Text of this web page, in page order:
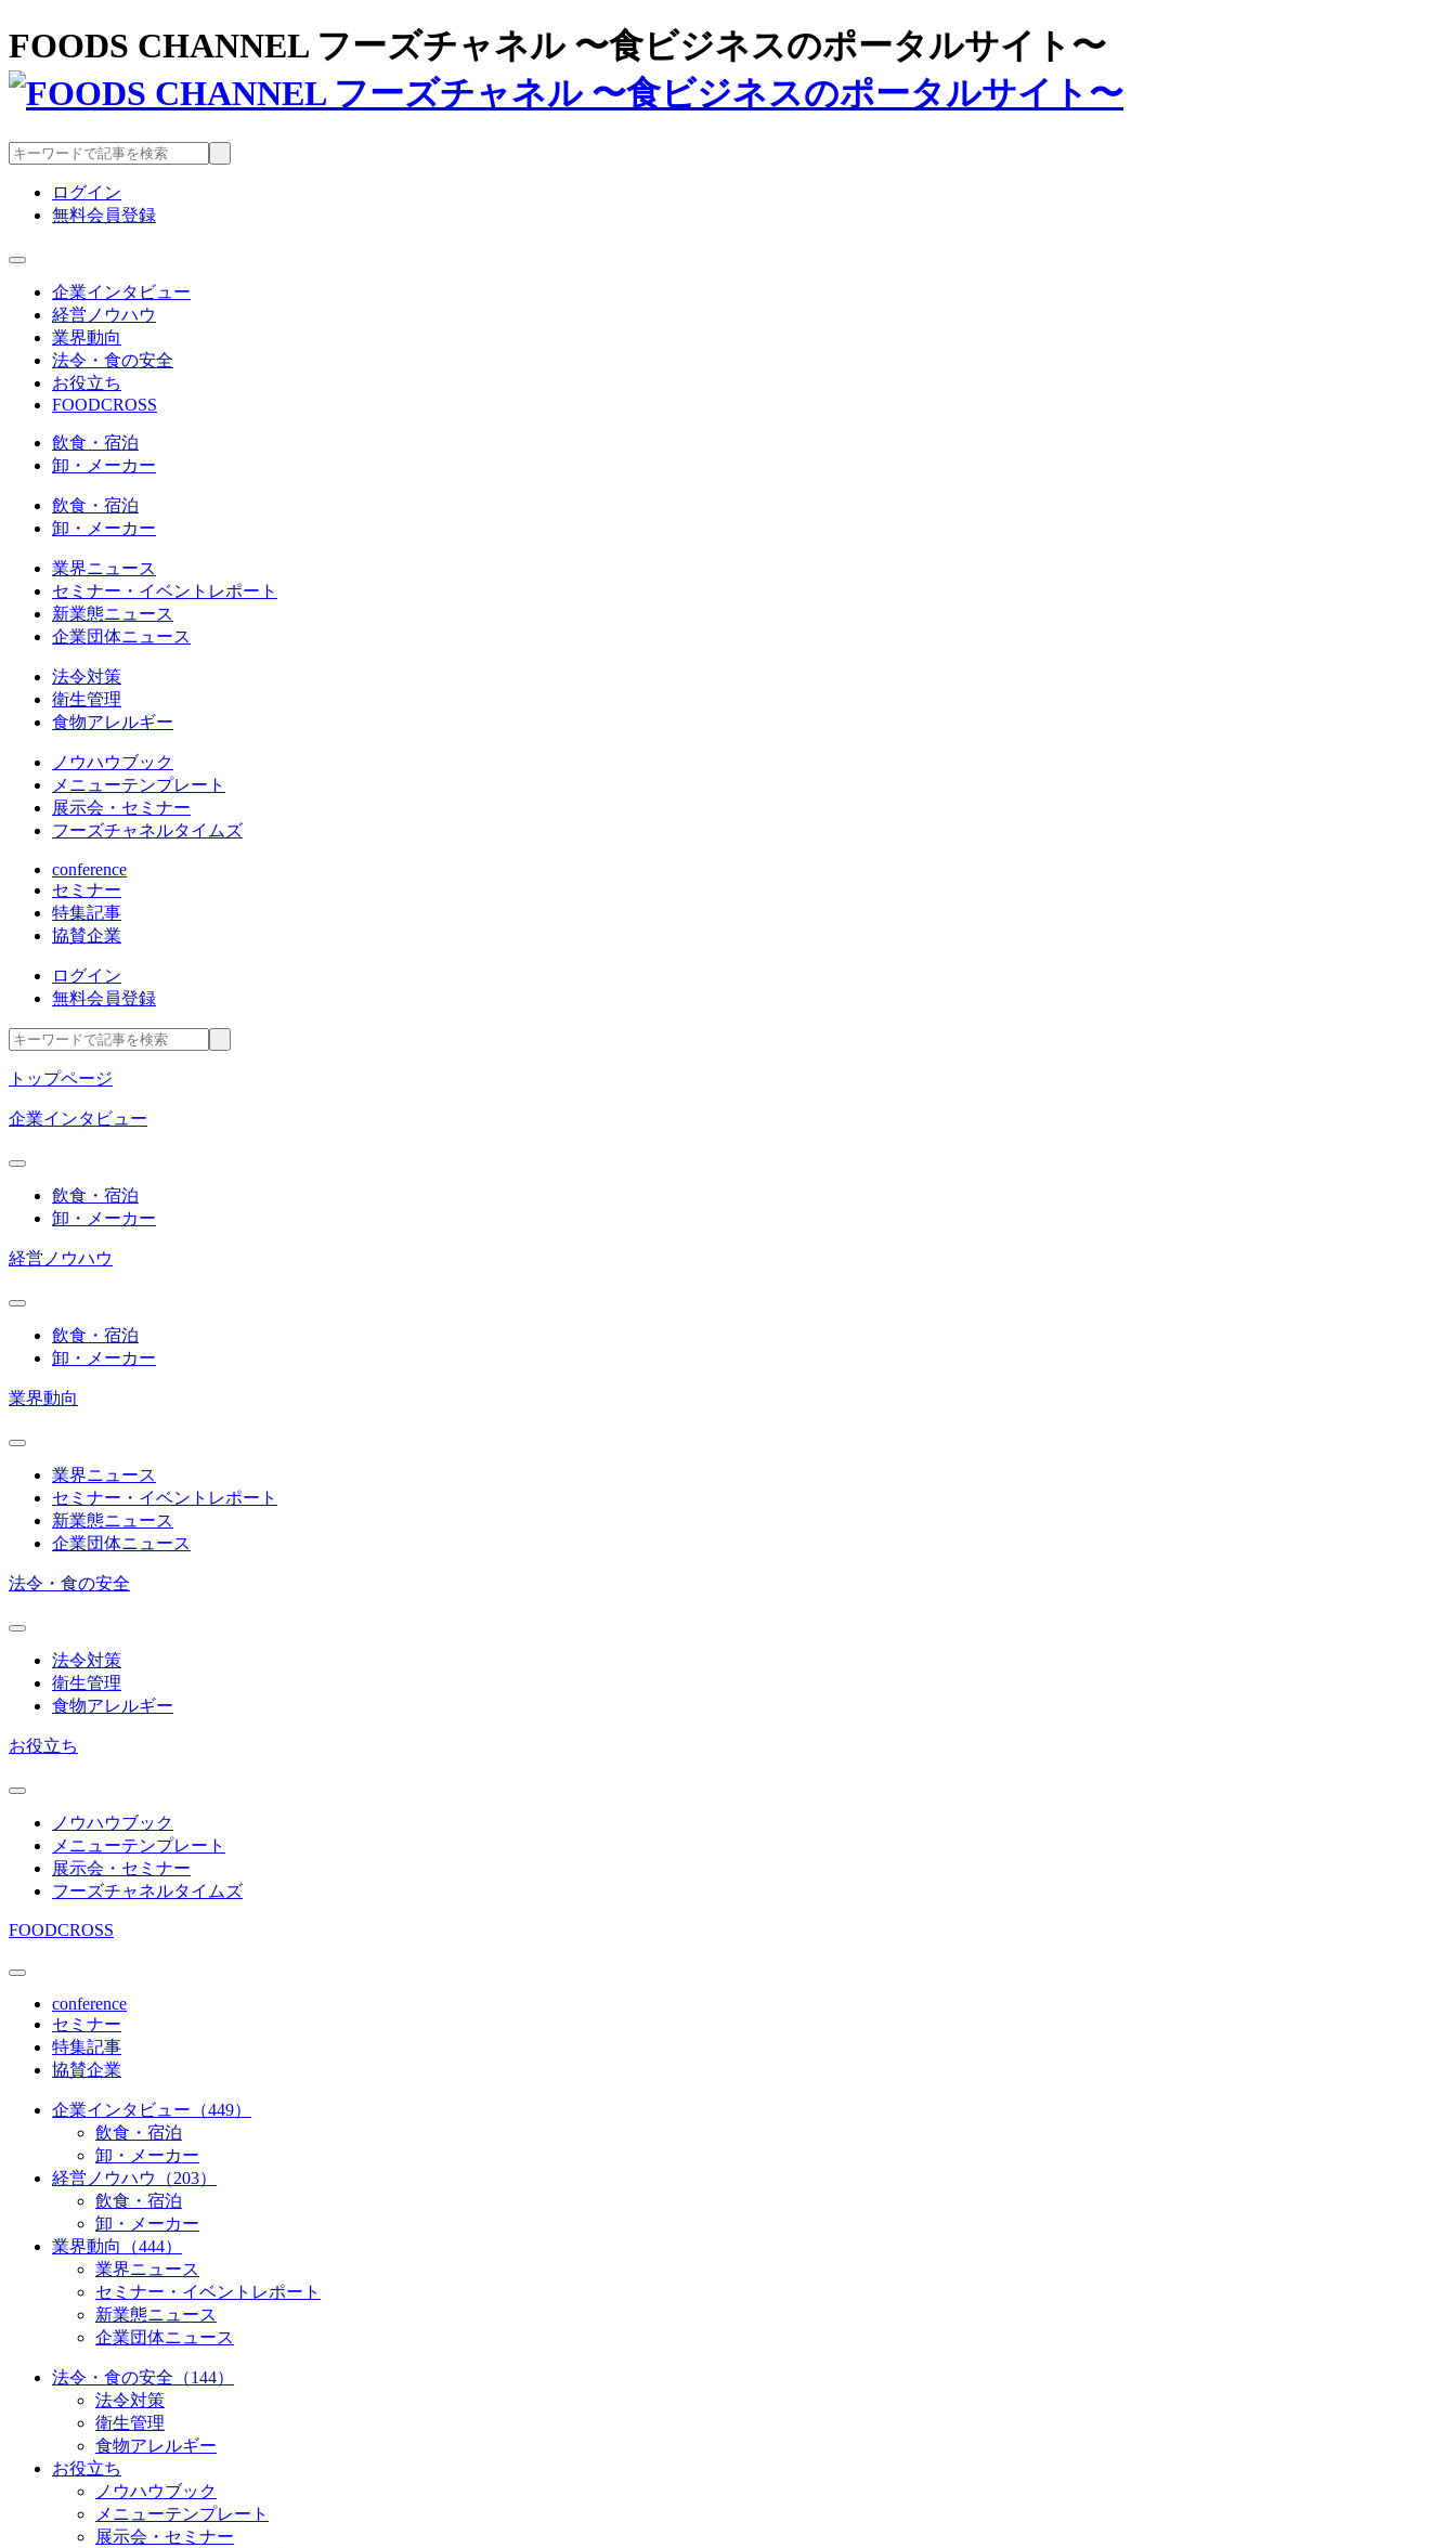
FOODS CHANNEL フーズチャネル 〜食ビジネスのポータルサイト〜
ログイン
無料会員登録
企業インタビュー
経営ノウハウ
業界動向
法令・食の安全
お役立ち
FOODCROSS
飲食・宿泊
卸・メーカー
飲食・宿泊
卸・メーカー
業界ニュース
セミナー・イベントレポート
新業態ニュース
企業団体ニュース
法令対策
衛生管理
食物アレルギー
ノウハウブック
メニューテンプレート
展示会・セミナー
フーズチャネルタイムズ
conference
セミナー
特集記事
協賛企業
ログイン
無料会員登録
トップページ
企業インタビュー
飲食・宿泊
卸・メーカー
経営ノウハウ
飲食・宿泊
卸・メーカー
業界動向
業界ニュース
セミナー・イベントレポート
新業態ニュース
企業団体ニュース
法令・食の安全
法令対策
衛生管理
食物アレルギー
お役立ち
ノウハウブック
メニューテンプレート
展示会・セミナー
フーズチャネルタイムズ
FOODCROSS
conference
セミナー
特集記事
協賛企業
企業インタビュー（449）
飲食・宿泊
卸・メーカー
経営ノウハウ（203）
飲食・宿泊
卸・メーカー
業界動向（444）
業界ニュース
セミナー・イベントレポート
新業態ニュース
企業団体ニュース
法令・食の安全（144）
法令対策
衛生管理
食物アレルギー
お役立ち
ノウハウブック
メニューテンプレート
展示会・セミナー